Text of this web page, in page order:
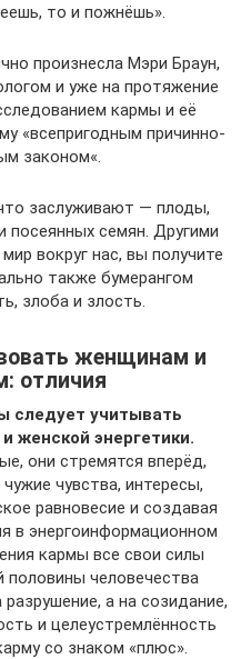
то и пожнёшь».
произнесла Мэри Браун,
и уже на протяжение
кармы и её
«всепригодным причинно-
законом«.
заслуживают — плоды,
посеянных семян. Другими
вокруг нас, вы получите
также бумерангом
злоба и злость.
женщинам и
отличия
следует учитывать
женской энергетики.
они стремятся вперёд,
чувства, интересы,
равновесие и создавая
в энергоинформационном
кармы все свои силы
половины человечества
а на созидание,
и целеустремлённость
со знаком «плюс».